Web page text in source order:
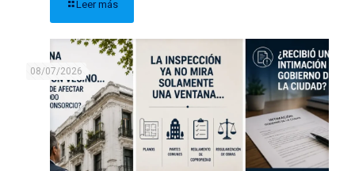
Leer más
08/07/2026